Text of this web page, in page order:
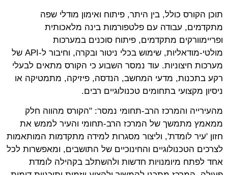
תוכן הקורס כולל, בין היתר, פיתוח ואימון מודלי שפה
מתקדמים, עבודה עם פלטפורמות בינה מלאכותית
ופריימוורקים מתקדמים, פיתוח סוכנים במערכות
מולטי-מודאליות, שימוש בכלי ניטור ובקרה, וחיבור ל-API של
מערכות חיצוניות. עוד נמסר השבוע כי הקורס מתאים לבעלי
רקע בתכנות, מדעי המחשב, הנדסה, פיזיקה, מתמטיקה או
ניסיון מקצועי בתחומים טכנולוגיים רבים.
מהעירייה והמרכז הרב-תחומי נמסר: "הקורס מהווה חלק
ממאמץ מתמשך של המרכז הרב-תחומי והעיר לממש את
חזון 'עיר לומדת', וליצור מסגרות למידה מתקדמות המותאמות
לצרכים הטכנולוגיים והחינוכיים של התושבים, ומאפשרות לכל
אחד לפתח מיומנויות חדשות ולהשתלב בקהילה לומדת